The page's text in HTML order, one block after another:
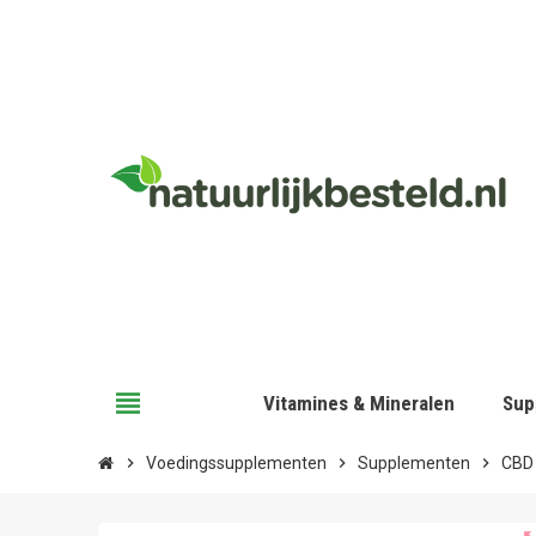
view_headline Vitamines & Mineralen
chevron_right Voedingssupplementen chevron_right Supplementen chevron_right